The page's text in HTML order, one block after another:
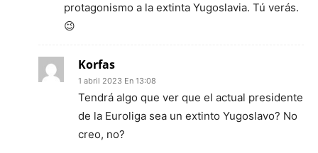
protagonismo a la extinta Yugoslavia. Tú verás.
😉
Korfas
1 abril 2023 En 13:08
Tendrá algo que ver que el actual presidente
de la Euroliga sea un extinto Yugoslavo? No
creo, no?